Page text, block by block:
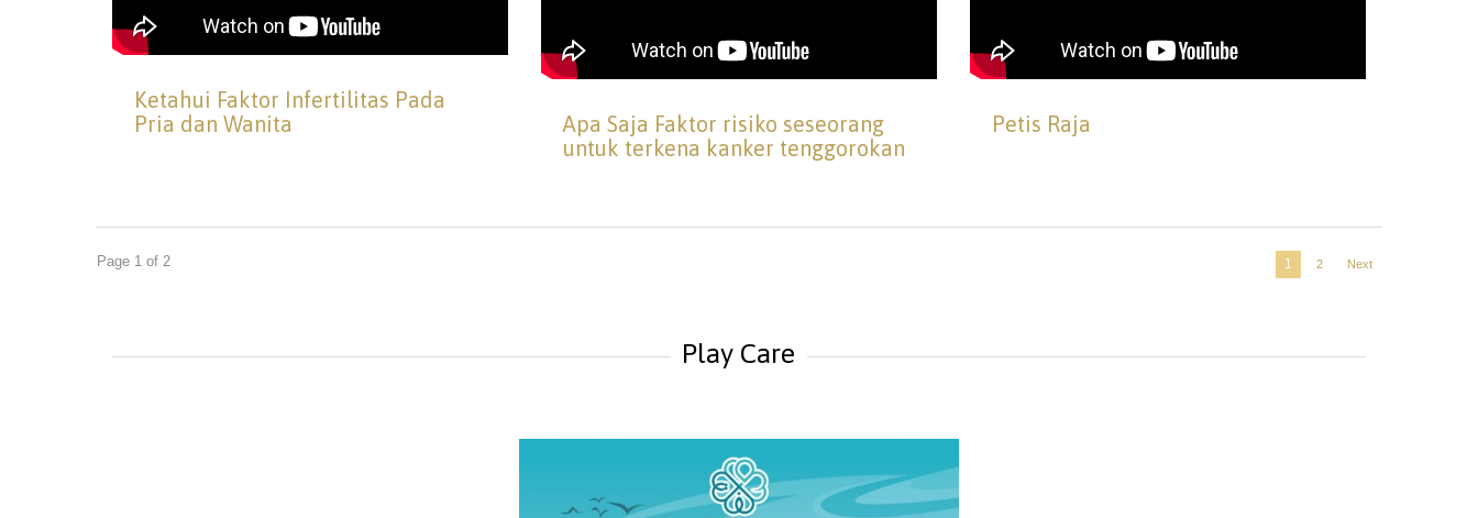
Ketahui Faktor Infertilitas Pada
Pria dan Wanita
Apa Saja Faktor risiko seseorang
untuk terkena kanker tenggorokan
Petis Raja
Page 1 of 2 1 2 Next
Play Care